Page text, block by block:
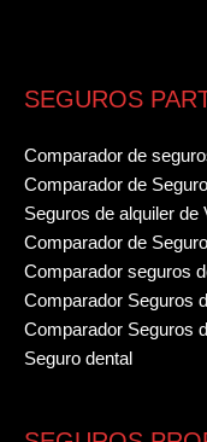
SEGUROS
Comparador de
Comparador de
Seguros de alquiler de
Comparador de
Comparador seguros
Comparador Seguros
Comparador Seguros
Seguro dental